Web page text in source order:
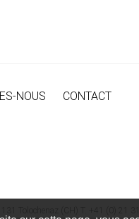
NOUS CONTACT